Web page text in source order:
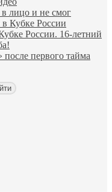
лицо и не смог
Кубке России
России. 16-летний
первого тайма